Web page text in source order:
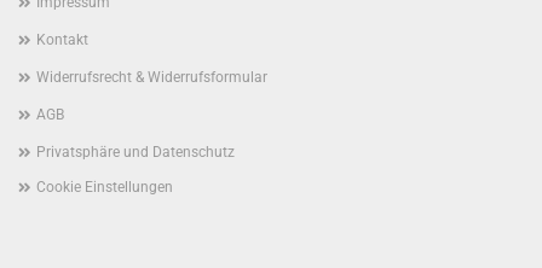
Kontakt
Widerrufsrecht & Widerrufsformular
AGB
Privatsphäre und Datenschutz
Cookie Einstellungen